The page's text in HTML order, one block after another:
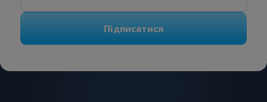
Підписатися